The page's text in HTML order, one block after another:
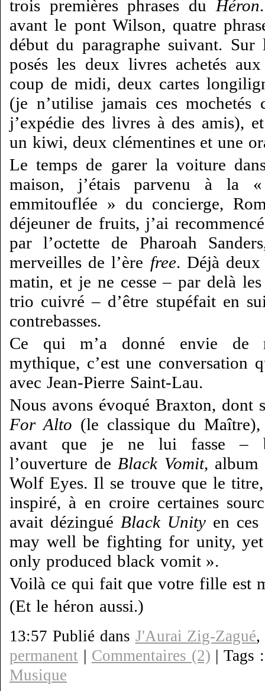
trois premières phrases du Héron
avant le pont Wilson, quatre
début du paragraphe suivant.
posés les deux livres achetés
coup de midi, deux cartes
(je n’utilise jamais ces mochetés
j’expédie des livres à des amis),
un kiwi, deux clémentines et une
Le temps de garer la voiture
maison, j’étais parvenu à la
emmitouflée » du concierge,
déjeuner de fruits, j’ai
par l’octette de Pharoah
merveilles de l’ère free. Déjà deux
matin, et je ne cesse – par delà
trio cuivré – d’être stupéfait en
contrebasses.
Ce qui m’a donné envie de
mythique, c’est une conversation
avec Jean-Pierre Saint-Lau.
Nous avons évoqué Braxton, dont
For Alto (le classique du
avant que je ne lui fasse –
l’ouverture de Black Vomit, album
Wolf Eyes. Il se trouve que le
inspiré, à en croire certaines
avait dézingué Black Unity en
may well be fighting for unity,
only produced black vomit ».
Voilà ce qui fait que votre fille est
(Et le héron aussi.)
13:57 Publié dans J'Aurai Zig-Zagué
permanent | Commentaires (2) | Tags
Musique